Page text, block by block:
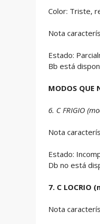
Color: Triste,
Nota
Estado:
Bb está
MODOS QUE
6. C FRIGIO
Nota
Estado:
Db no está
7. C LOCRIO
Nota